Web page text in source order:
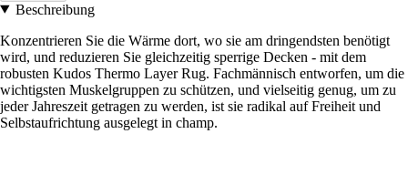
Beschreibung
Konzentrieren Sie die Wärme dort, wo sie am dringendsten benötigt
wird, und reduzieren Sie gleichzeitig sperrige Decken - mit dem
robusten Kudos Thermo Layer Rug. Fachmännisch entworfen, um die
wichtigsten Muskelgruppen zu schützen, und vielseitig genug, um zu
jeder Jahreszeit getragen zu werden, ist sie radikal auf Freiheit und
Selbstaufrichtung ausgelegt in champ.